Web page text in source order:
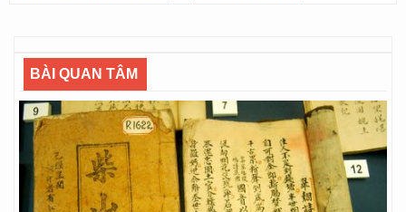
BÀI QUAN TÂM